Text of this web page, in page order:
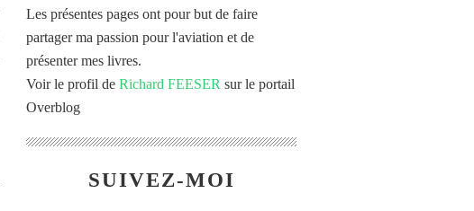
Les présentes pages ont pour but de faire
partager ma passion pour l'aviation et de
présenter mes livres.
Voir le profil de Richard FEESER sur le portail
Overblog
SUIVEZ-MOI